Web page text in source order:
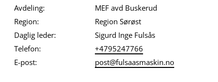
Avdeling:
MEF avd Buskerud
Region:
Region Sørøst
Daglig leder:
Sigurd Inge Fulsås
Telefon:
+4795247766
E-post:
post@fulsaasmaskin.no